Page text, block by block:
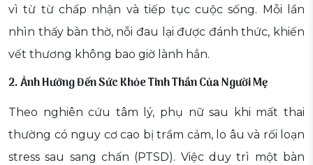
vì từ từ chấp nhận và tiếp tục cuộc sống. Mỗi lần
nhìn thấy bàn thờ, nỗi đau lại được đánh thức, khiến
vết thương không bao giờ lành hẳn.
2. Ảnh Hưởng Đến Sức Khỏe Tinh Thần Của Người Mẹ
Theo nghiên cứu tâm lý, phụ nữ sau khi mất thai
thường có nguy cơ cao bị trầm cảm, lo âu và rối loạn
stress sau sang chấn (PTSD). Việc duy trì một bàn